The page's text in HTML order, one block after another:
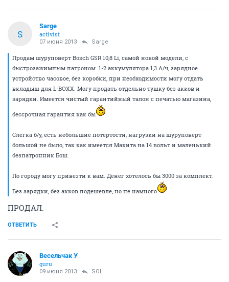
S
Sarge
activist
07 июня 2013 Sarge
Продам шуруповерт Bosch GSR 10,8 Li, самой новой модели, с
быстрозажимным патроном. 1-2 аккумулятора 1,3 А/ч, зарядное
устройство часовое, без коробки, при необходимости могу отдать
вкладыш для L-BOXX. Могу продать отдельно тушку без акков и
зарядки. Имеется чистый гарантийный талон с печатью магазина,
бессрочная гарантия как бы
Слегка б/у, есть небольшие потертости, нагрузки на шуруповерт
большой не было, так как имеется Макита на 14 вольт и маленький
безпатронник Бош.
По городу могу привезти к вам. Денег хотелось бы 3000 за комплект.
Без зарядки, без акков подешевле, но не намного
ПРОДАЛ.
ОТВЕТИТЬ
Весельчак У
guru
09 июня 2013 SOL